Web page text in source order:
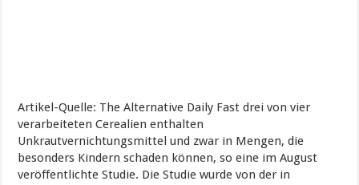
Artikel-Quelle: The Alternative Daily Fast drei von vier
verarbeiteten Cerealien enthalten
Unkrautvernichtungsmittel und zwar in Mengen, die
besonders Kindern schaden können, so eine im August
veröffentlichte Studie. Die Studie wurde von der in